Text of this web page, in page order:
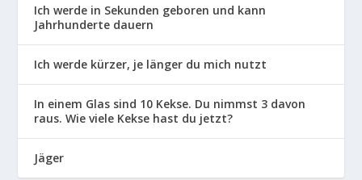
Ich werde in Sekunden geboren und kann
Jahrhunderte dauern
Ich werde kürzer, je länger du mich nutzt
In einem Glas sind 10 Kekse. Du nimmst 3 davon
raus. Wie viele Kekse hast du jetzt?
Jäger